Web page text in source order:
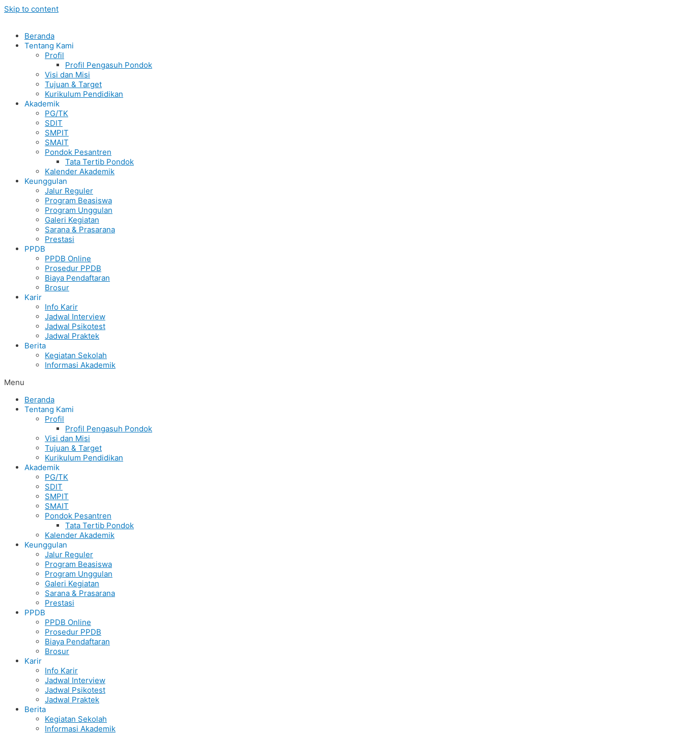
Skip to content
Beranda
Tentang Kami
Profil
Profil Pengasuh Pondok
Visi dan Misi
Tujuan & Target
Kurikulum Pendidikan
Akademik
PG/TK
SDIT
SMPIT
SMAIT
Pondok Pesantren
Tata Tertib Pondok
Kalender Akademik
Keunggulan
Jalur Reguler
Program Beasiswa
Program Unggulan
Galeri Kegiatan
Sarana & Prasarana
Prestasi
PPDB
PPDB Online
Prosedur PPDB
Biaya Pendaftaran
Brosur
Karir
Info Karir
Jadwal Interview
Jadwal Psikotest
Jadwal Praktek
Berita
Kegiatan Sekolah
Informasi Akademik
Menu
Beranda
Tentang Kami
Profil
Profil Pengasuh Pondok
Visi dan Misi
Tujuan & Target
Kurikulum Pendidikan
Akademik
PG/TK
SDIT
SMPIT
SMAIT
Pondok Pesantren
Tata Tertib Pondok
Kalender Akademik
Keunggulan
Jalur Reguler
Program Beasiswa
Program Unggulan
Galeri Kegiatan
Sarana & Prasarana
Prestasi
PPDB
PPDB Online
Prosedur PPDB
Biaya Pendaftaran
Brosur
Karir
Info Karir
Jadwal Interview
Jadwal Psikotest
Jadwal Praktek
Berita
Kegiatan Sekolah
Informasi Akademik